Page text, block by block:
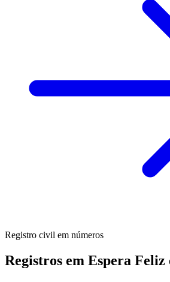
Registro civil em números
Registros em Espera Feliz